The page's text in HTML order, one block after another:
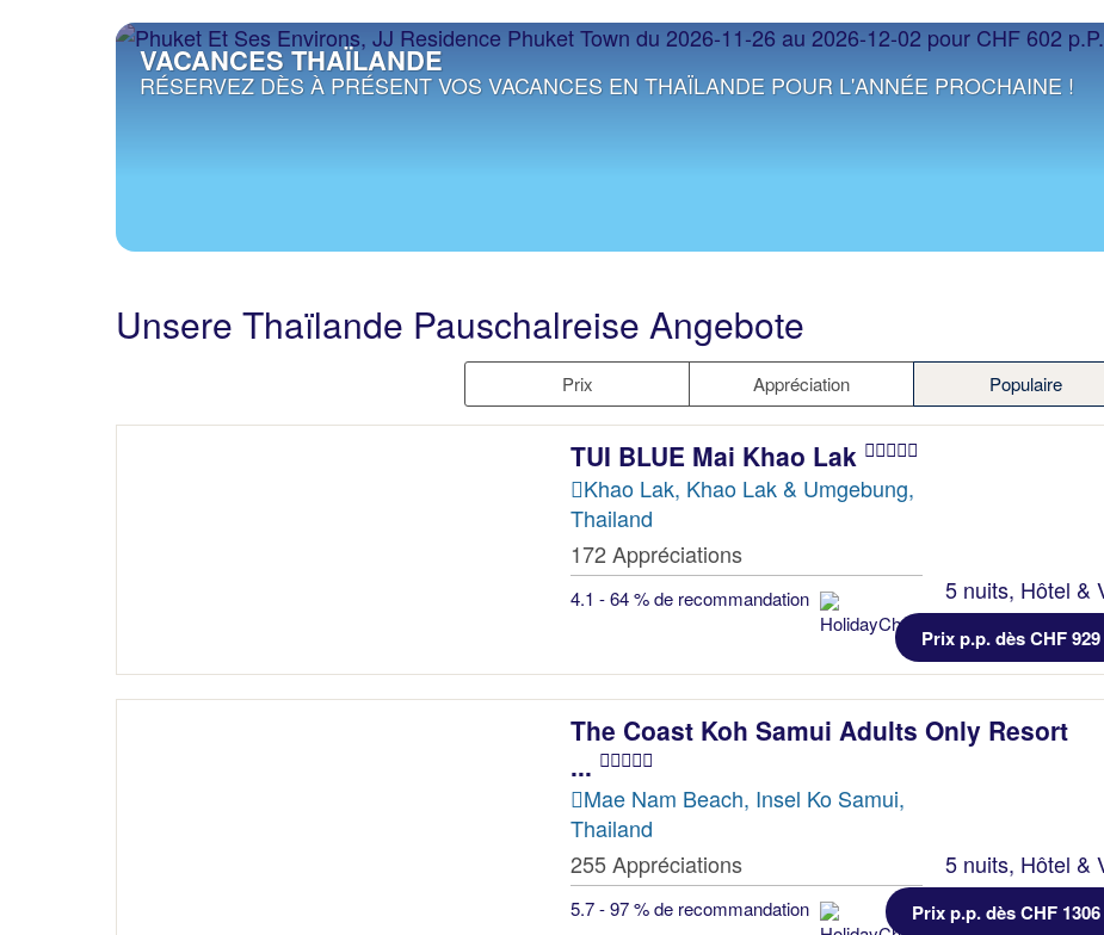
VACANCES THAÏLANDE
RÉSERVEZ DÈS À PRÉSENT VOS VACANCES EN THAÏLANDE POUR L'ANNÉE PROCHAINE !
Unsere Thaïlande Pauschalreise Angebote
Prix Appréciation Populaire
TUI BLUE Mai Khao Lak
Khao Lak, Khao Lak & Umgebung,
Thailand
172 Appréciations
4.1 - 64 % de recommandation 5 nuits, Hôtel &
Prix p.p. dès CHF 929
The Coast Koh Samui Adults Only Resort
...
Mae Nam Beach, Insel Ko Samui,
Thailand
255 Appréciations
5.7 - 97 % de recommandation
5 nuits, Hôtel &
Prix p.p. dès CHF 1306